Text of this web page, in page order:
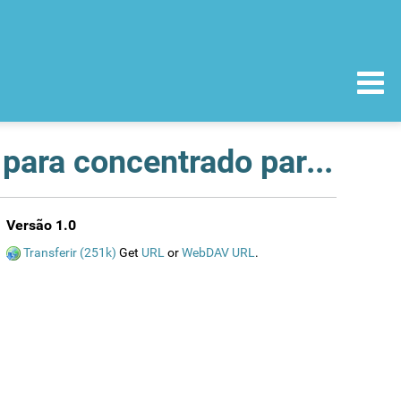
Medicamento falsificado - Remicade, 100 mg, pó para concentrado para solução para perfusão
Versão 1.0
Transferir (251k) Get URL orWebDAV URL .